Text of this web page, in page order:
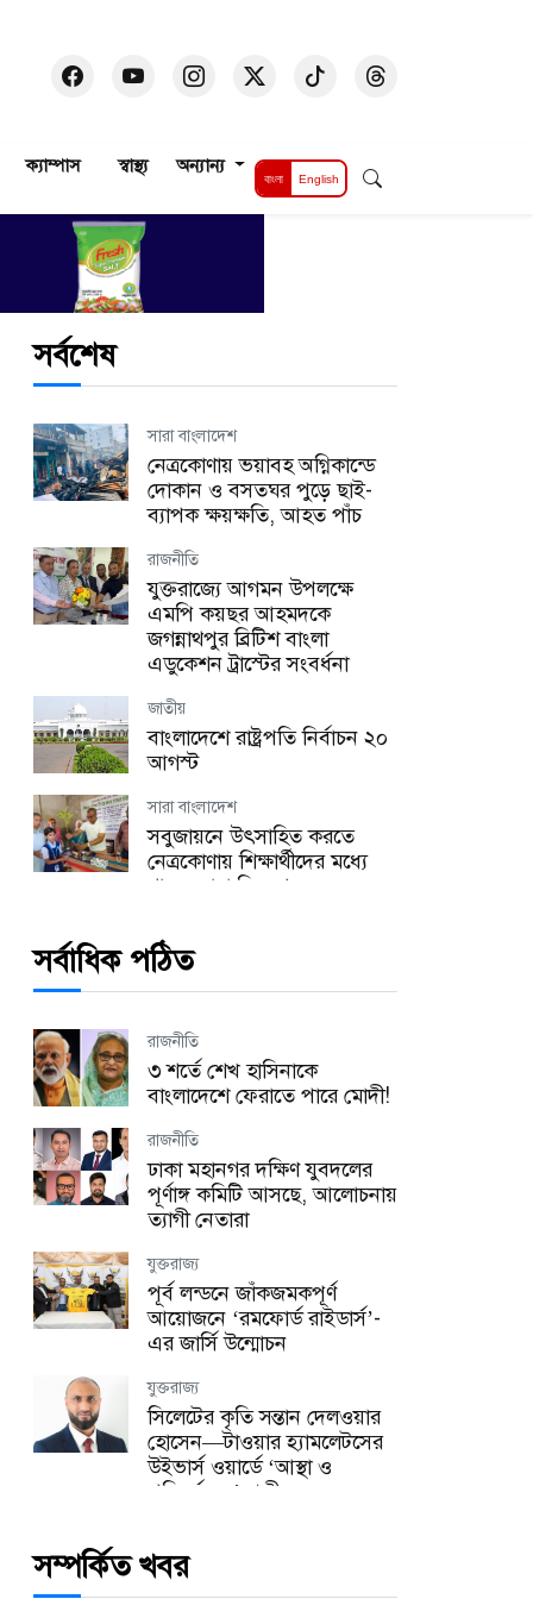
ক্যাম্পাস স্বাস্থ্য অন্যান্য
বাংলা English
সর্বশেষ
সারা বাংলাদেশ
নেত্রকোণায় ভয়াবহ অগ্নিকান্ডে
দোকান ও বসতঘর পুড়ে ছাই-
ব্যাপক ক্ষয়ক্ষতি, আহত পাঁচ
রাজনীতি
যুক্তরাজ্যে আগমন উপলক্ষে
এমপি কয়ছর আহমদকে
জগন্নাথপুর ব্রিটিশ বাংলা
এডুকেশন ট্রাস্টের সংবর্ধনা
জাতীয়
বাংলাদেশে রাষ্ট্রপতি নির্বাচন ২০
আগস্ট
সারা বাংলাদেশ
সবুজায়নে উৎসাহিত করতে
নেত্রকোণায় শিক্ষার্থীদের মধ্যে
গাছের চারা বিতরণ
সাম্রাজ্যবাদ ও আধিপত্যবাদ
বিরোধী বৈষম্যহীন বাংলাদেশ
স্পিকারের
সারা বাংলাদেশ
পটুয়াখালীতে যথাযোগ্য মর্যাদায়
জুলাই গণঅভ্যুত্থান দিবস পালিত
যুক্তরাজ্য
হ্যারিঙ্গে কাউন্সিল উৎসবের প্রস্তুতি
সভা অনুষ্ঠিত!
যুক্তরাজ্য
লন্ডনে অবৈধ কর্মীদের বিরুদ্ধে বড়
অভিযান, এক বছরে গ্রেপ্তার ২,১৭২
মালয়েশিয়ায় তিন বাংলাদেশির
রহস্যজনক মৃত্যু, নিজেদের মধ্যে
মারামারির দাবি পুলিশের
ধর্ষণচেষ্টার অভিযোগ, শিক্ষাপ্রতিষ্ঠানে
ভাঙচুর ও অগ্নিসংযোগ
সর্বাধিক পঠিত
রাজনীতি
৩ শর্তে শেখ হাসিনাকে
বাংলাদেশে ফেরাতে পারে মোদী!
রাজনীতি
ঢাকা মহানগর দক্ষিণ যুবদলের
পূর্ণাঙ্গ কমিটি আসছে, আলোচনায়
ত্যাগী নেতারা
যুক্তরাজ্য
পূর্ব লন্ডনে জাঁকজমকপূর্ণ
আয়োজনে ‘রমফোর্ড রাইডার্স’-
এর জার্সি উন্মোচন
যুক্তরাজ্য
সিলেটের কৃতি সন্তান দেলওয়ার
হোসেন—টাওয়ার হ্যামলেটসের
উইভার্স ওয়ার্ডে ‘আস্থা ও
পরিবর্তনের’ প্রতীক
ঢাকা মহানগর উত্তর ছাত্রদলের
সহ সাংগঠনিক সম্পাদক হলেন
সম্পর্কিত খবর